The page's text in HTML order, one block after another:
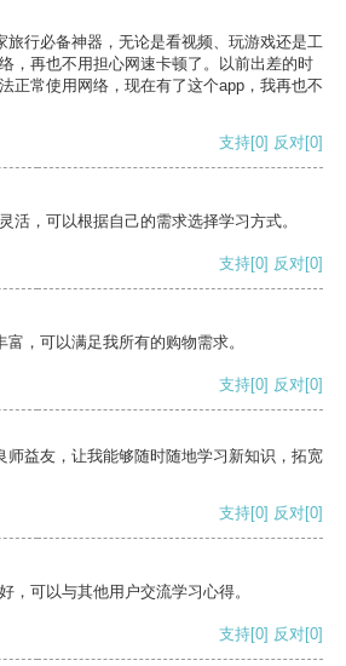
旅行必备神器，无论是看视频、玩游戏还是工
，再也不用担心网速卡顿了。以前出差的时
正常使用网络，现在有了这个app，我再也不
支持[0] 反对[0]
活，可以根据自己的需求选择学习方式。
支持[0] 反对[0]
，可以满足我所有的购物需求。
支持[0] 反对[0]
师益友，让我能够随时随地学习新知识，拓宽
支持[0] 反对[0]
，可以与其他用户交流学习心得。
支持[0] 反对[0]